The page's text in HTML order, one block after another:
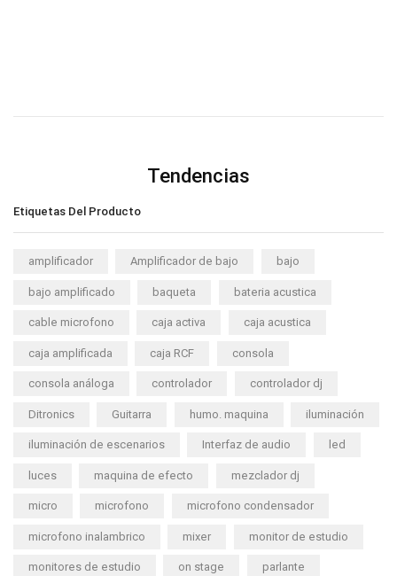
Tendencias
Etiquetas Del Producto
amplificador Amplificador de bajo bajo
bajo amplificado baqueta bateria acustica
cable microfono caja activa caja acustica
caja amplificada caja RCF consola
consola análoga controlador controlador dj
Ditronics Guitarra humo. maquina iluminación
iluminación de escenarios Interfaz de audio led
luces maquina de efecto mezclador dj
micro microfono microfono condensador
microfono inalambrico mixer monitor de estudio
monitores de estudio on stage parlante